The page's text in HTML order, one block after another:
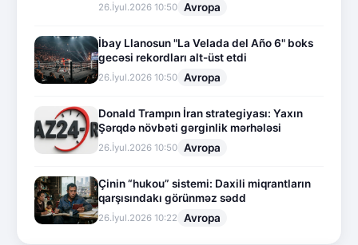
26.İyul.2026 10:50 Avropa
İbay Llanosun "La Velada del Año 6" boks
gecəsi rekordları alt-üst etdi
26.İyul.2026 10:50 Avropa
Donald Trampın İran strategiyası: Yaxın
Şərqdə növbəti gərginlik mərhələsi
26.İyul.2026 10:50 Avropa
Çinin “hukou” sistemi: Daxili miqrantların
qarşısındakı görünməz sədd
26.İyul.2026 10:22 Avropa